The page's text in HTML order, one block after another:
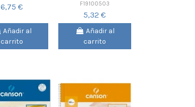
6,75 €
Añadir al
carrito
F19100503
5,32 €
Añadir al
carrito